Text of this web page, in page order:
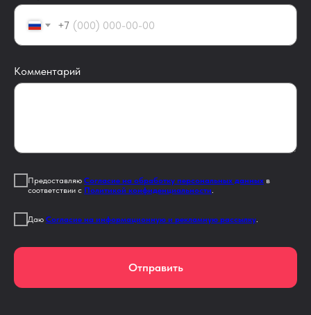
+7
Комментарий
Предоставляю Согласие на обработку персональных данных в
соответствии с Политикой конфиденциальности
Даю Согласие на информационную и рекламную рассылку
Отправить